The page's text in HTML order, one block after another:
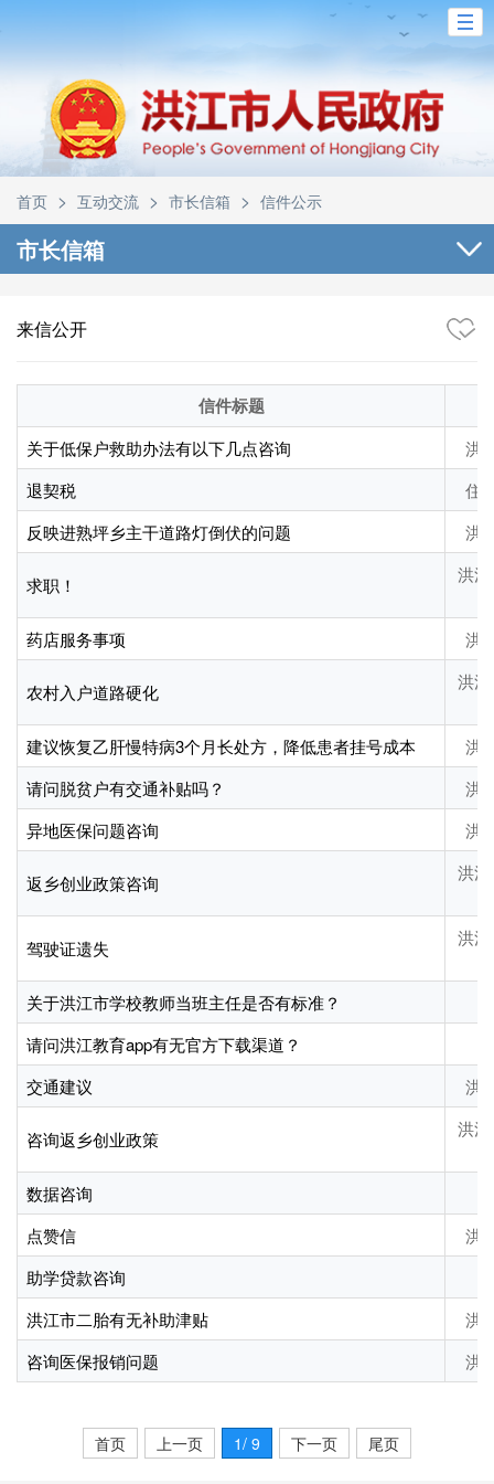
首页 > 互动交流 > 市长信箱 > 信件公示
市长信箱
来信公开
信件标题
关于低保户救助办法有以下几点咨询
洪
退契税
住
反映进熟坪乡主干道路灯倒伏的问题
洪
求职！ 洪
药店服务事项 洪
农村入户道路硬化 洪
建议恢复乙肝慢特病3个月长处方，降低患者挂号成本
洪
请问脱贫户有交通补贴吗？
洪
异地医保问题咨询
洪
返乡创业政策咨询 洪
驾驶证遗失 洪
关于洪江市学校教师当班主任是否有标准？
请问洪江教育app有无官方下载渠道？
交通建议
洪
咨询返乡创业政策 洪
数据咨询
点赞信
洪
助学贷款咨询
洪江市二胎有无补助津贴
洪
咨询医保报销问题
洪
首页 上一页 1/ 9 下一页 尾页